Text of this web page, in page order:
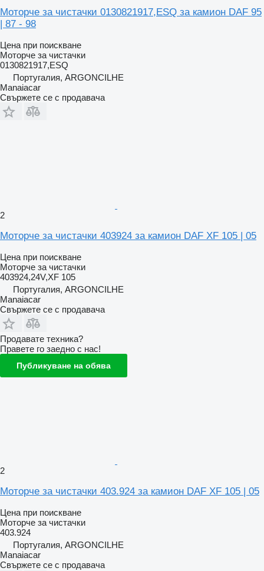
Моторче за чистачки 0130821917,ESQ за камион DAF 95
| 87 - 98
Цена при поискване
Моторче за чистачки
0130821917,ESQ
Португалия, ARGONCILHE
Manaiacar
Свържете се с продавача
2
Моторче за чистачки 403924 за камион DAF XF 105 | 05
Цена при поискване
Моторче за чистачки
403924,24V,XF 105
Португалия, ARGONCILHE
Manaiacar
Свържете се с продавача
Продавате техника?
Правете го заедно с нас!
Публикуване на обява
2
Моторче за чистачки 403.924 за камион DAF XF 105 | 05
Цена при поискване
Моторче за чистачки
403.924
Португалия, ARGONCILHE
Manaiacar
Свържете се с продавача